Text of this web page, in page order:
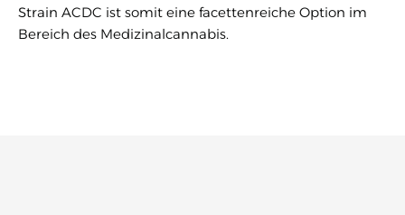
Strain ACDC ist somit eine facettenreiche Option im
Bereich des Medizinalcannabis.